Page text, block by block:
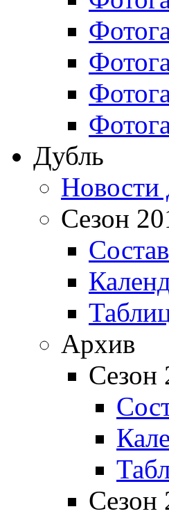
Дубль
Новости
Сезон
Архив
Сезон
Сезон